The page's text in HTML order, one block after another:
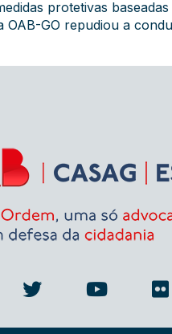
protetivas
OAB-GO repudiou a